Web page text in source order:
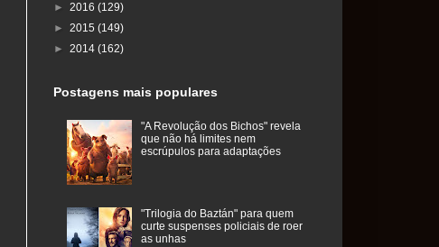
► 2016 (129)
► 2015 (149)
► 2014 (162)
Postagens mais populares
"A Revolução dos Bichos" revela
que não há limites nem
escrúpulos para adaptações
"Trilogia do Baztán" para quem
curte suspenses policiais de roer
as unhas